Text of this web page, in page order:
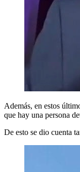
Además, en estos
que hay una persona
De esto se dio cuenta